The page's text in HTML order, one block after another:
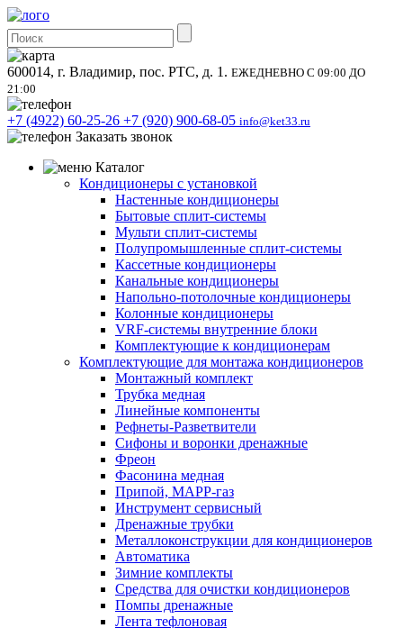
600014, г. Владимир, пос. РТС, д. 1. ЕЖЕДНЕВНО С 09:00 ДО
21:00
+7 (4922) 60-25-26 +7 (920) 900-68-05 info@ket33.ru
Заказать звонок
Каталог
Кондиционеры с установкой
Настенные кондиционеры
Бытовые сплит-системы
Мульти сплит-системы
Полупромышленные сплит-системы
Кассетные кондиционеры
Канальные кондиционеры
Напольно-потолочные кондиционеры
Колонные кондиционеры
VRF-системы внутренние блоки
Комплектующие к кондиционерам
Комплектующие для монтажа кондиционеров
Монтажный комплект
Трубка медная
Линейные компоненты
Рефнеты-Разветвители
Сифоны и воронки дренажные
Фреон
Фасонина медная
Припой, МАРР-газ
Инструмент сервисный
Дренажные трубки
Металлоконструкции для кондиционеров
Автоматика
Зимние комплекты
Средства для очистки кондиционеров
Помпы дренажные
Лента тефлоновая